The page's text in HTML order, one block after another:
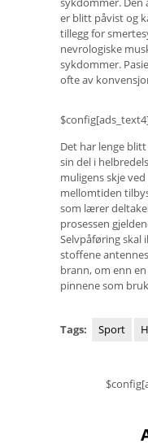
er blitt påvist og
tillegg for
nevrologiske
sykdommer.
ofte av
Det har lenge
sin del i
muligens skje
mellomtiden
som lærer
prosessen
Selvpåføring skal
stoffene
brann, om enn
pinnene som
Tags: Sport